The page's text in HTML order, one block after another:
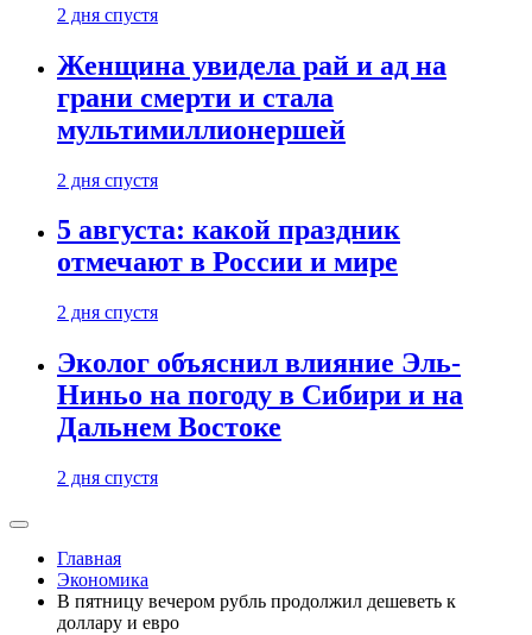
2 дня спустя
Женщина увидела рай и ад на
грани смерти и стала
мультимиллионершей
2 дня спустя
5 августа: какой праздник
отмечают в России и мире
2 дня спустя
Эколог объяснил влияние Эль-
Ниньо на погоду в Сибири и на
Дальнем Востоке
2 дня спустя
Главная
Экономика
В пятницу вечером рубль продолжил дешеветь к
доллару и евро